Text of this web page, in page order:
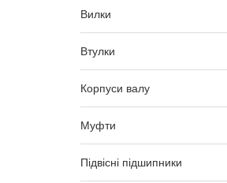
Вилки
Втулки
Корпуси валу
Муфти
Підвісні підшипники